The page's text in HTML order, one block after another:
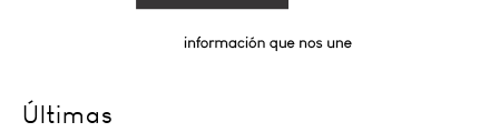
Últimas